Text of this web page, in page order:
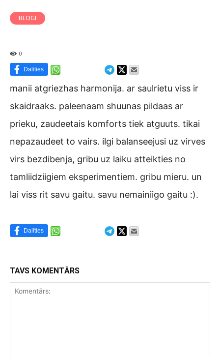
BLOGI
0
Dalīties
manii atgriezhas harmonija. ar saulrietu viss ir
skaidraaks. paleenaam shuunas pildaas ar
prieku, zaudeetais komforts tiek atguuts. tikai
nepazaudeet to vairs. ilgi balanseejusi uz virves
virs bezdibenja, gribu uz laiku atteikties no
tamliidziigiem eksperimentiem. gribu mieru. un
lai viss rit savu gaitu. savu nemainiigo gaitu :).
Dalīties
TAVS KOMENTĀRS